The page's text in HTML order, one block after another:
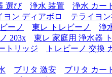
選び 浄水 装置 浄水 カー
ヨン ディアボロ テライヨ
ーノ 東レ トレビーノ 浄
203x 東レ 家庭用 浄水器
トリッジ
トレビーノ 交換
ブリタ 激安 ブリタ カー